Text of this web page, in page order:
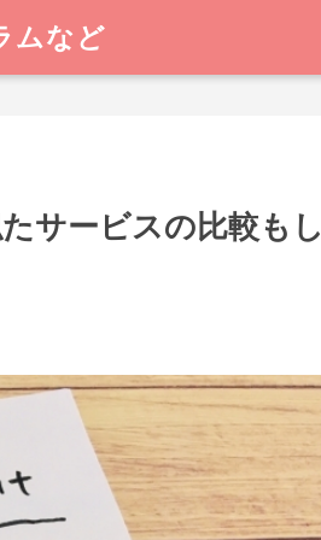
ムなど
サービスの比較もし